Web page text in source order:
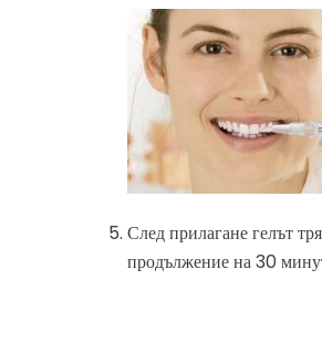
След прилагане гелът
продължение на 30